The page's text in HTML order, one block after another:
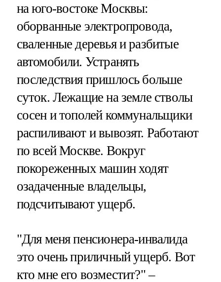
на юго-востоке Москвы:
оборванные электропровода,
сваленные деревья и разбитые
автомобили. Устранять
последствия пришлось больше
суток. Лежащие на земле стволы
сосен и тополей коммунальщики
распиливают и вывозят. Работают
по всей Москве. Вокруг
покореженных машин ходят
озадаченные владельцы,
подсчитывают ущерб.
"Для меня пенсионера-инвалида
это очень приличный ущерб. Вот
кто мне его возместит?" –